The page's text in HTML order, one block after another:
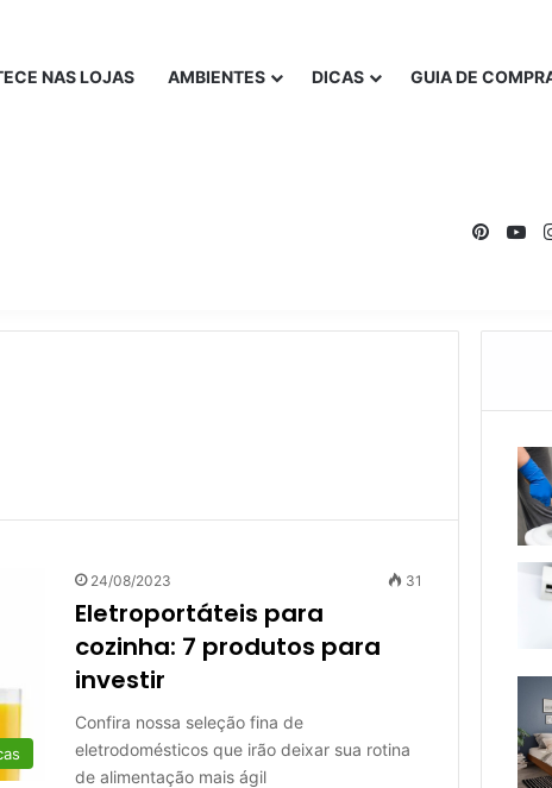
NAS LOJAS AMBIENTES DICAS GUIA DE
24/08/2023 31
Eletroportáteis para
cozinha: 7 produtos para
investir
Confira nossa seleção fina de
eletrodomésticos que irão deixar sua rotina
de alimentação mais ágil